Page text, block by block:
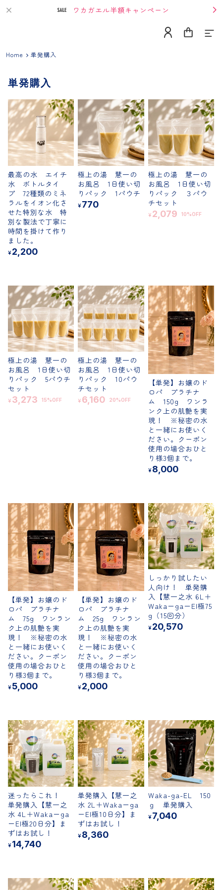
ワカガエル半額キャンペーン
Home
About
Contact
Category
単発購入
定期便
お支払い方法について
配送・送料について
よくある質問
プライバシーポリシー
特定商取引法に基づく表記
LINE instagramYouTube
Home 単発購入
単発購入
最高の水 エイチ
水 ボトルタイ
プ 72種類のミネ
ラルをイオン化さ
せた特別な水 特
別な製法で丁寧に
時間を掛けて作り
ました。
¥ 2,200
極上の湯 慧一の
お風呂 1日使い切
りパック 1パウチ
¥770
極上の湯 慧一の
お風呂 1日使い切
りパック ３パウ
チセット
¥ 2,079 10%OFF
極上の湯 慧一の
お風呂 1日使い切
りパック 5パウチ
セット
¥ 3,273 15%OFF
極上の湯 慧一の
お風呂 1日使い切
りパック 10パウ
チセット
¥ 6,160 20%OFF
【単発】お嬢のド
ロパ プラチナ
ム 150g ワンラ
ンク上の肌艶を実
現！ ※秘密の水
と一緒にお使いく
ださい。クーポン
使用の場合おひと
り様3個まで。
¥ 8,000
【単発】お嬢のド
ロパ プラチナ
ム 75g ワンラン
ク上の肌艶を実
現！ ※秘密の水
と一緒にお使いく
ださい。クーポン
使用の場合おひと
り様3個まで。
¥ 5,000
【単発】お嬢のド
ロパ プラチナ
ム 25g ワンラン
ク上の肌艶を実
現！ ※秘密の水
と一緒にお使いく
ださい。クーポン
使用の場合おひと
り様3個まで。
¥2,000
しっかり試したい
人向け！ 単発購
入【慧一之水 6L＋
Waka－ga－El極75
g（15回分）
¥ 20,570
迷ったらこれ！
単発購入【慧一之
水 4L＋Waka－ga
－El極20日分】ま
ずはお試し！
¥ 14,740
単発購入【慧一之
水 2L＋Waka－ga
－El極10日分】ま
ずはお試し！
¥8,360
Waka-ga-EL 150
ｇ 単発購入
¥ 7,040